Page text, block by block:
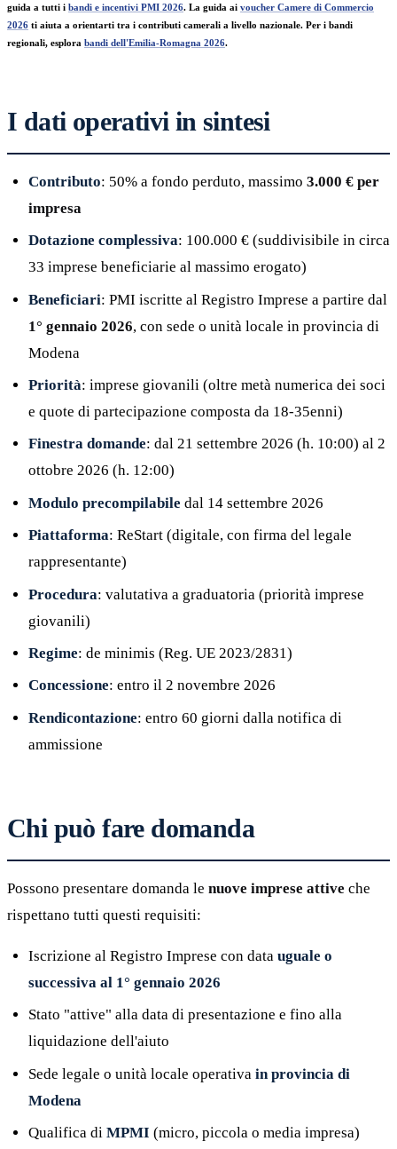
guida a tutti i bandi e incentivi PMI 2026. La guida ai voucher Camere di Commercio
2026 ti aiuta a orientarti tra i contributi camerali a livello nazionale. Per i bandi
regionali, esplora bandi dell'Emilia-Romagna 2026.
I dati operativi in sintesi
Contributo: 50% a fondo perduto, massimo 3.000 € per
impresa
Dotazione complessiva: 100.000 € (suddivisibile in circa
33 imprese beneficiarie al massimo erogato)
Beneficiari: PMI iscritte al Registro Imprese a partire dal
1° gennaio 2026, con sede o unità locale in provincia di
Modena
Priorità: imprese giovanili (oltre metà numerica dei soci
e quote di partecipazione composta da 18-35enni)
Finestra domande: dal 21 settembre 2026 (h. 10:00) al 2
ottobre 2026 (h. 12:00)
Modulo precompilabile dal 14 settembre 2026
Piattaforma: ReStart (digitale, con firma del legale
rappresentante)
Procedura: valutativa a graduatoria (priorità imprese
giovanili)
Regime: de minimis (Reg. UE 2023/2831)
Concessione: entro il 2 novembre 2026
Rendicontazione: entro 60 giorni dalla notifica di
ammissione
Chi può fare domanda
Possono presentare domanda le nuove imprese attive che
rispettano tutti questi requisiti:
Iscrizione al Registro Imprese con data uguale o
successiva al 1° gennaio 2026
Stato "attive" alla data di presentazione e fino alla
liquidazione dell'aiuto
Sede legale o unità locale operativa in provincia di
Modena
Qualifica di MPMI (micro, piccola o media impresa)